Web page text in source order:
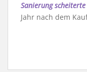
Sanierung scheiterte
Jahr nach dem